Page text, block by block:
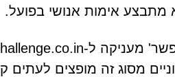
מסוג זה מופצים לעתים